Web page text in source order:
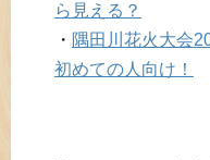
ら見える？
・ 隅田川花火大会
初めての人向け！